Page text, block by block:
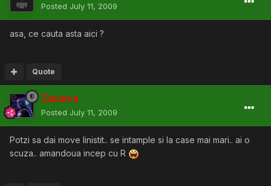
Posted July 11, 2009
asa, ce cauta asta aici ?
Quote
Zatarra
Posted July 11, 2009
Potzi sa dai move linistit.. se intample si la case mai mari.. ai o
scuza.. amandoua incep cu R